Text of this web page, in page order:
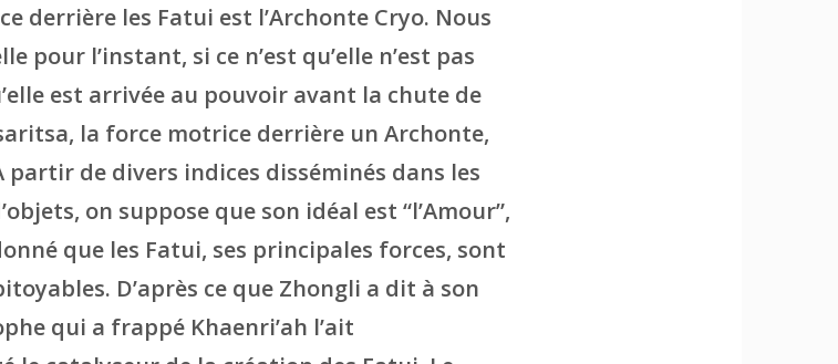
derrière les Fatui est l’Archonte Cryo. Nous
pour l’instant, si ce n’est qu’elle n’est pas
est arrivée au pouvoir avant la chute de
la force motrice derrière un Archonte,
de divers indices disséminés dans les
on suppose que son idéal est “l’Amour”,
que les Fatui, ses principales forces, sont
D’après ce que Zhongli a dit à son
qui a frappé Khaenri’ah l’ait